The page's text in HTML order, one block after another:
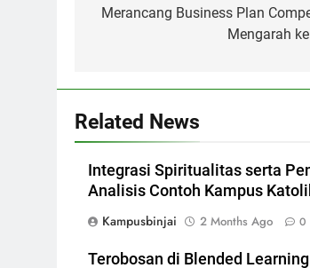
navigation
Merancang Business Plan
Mengarah
Related News
Integrasi Spiritualitas serta
Analisis Contoh Kampus
Kampusbinjai
2 Months Ago 0
Terobosan di Blended